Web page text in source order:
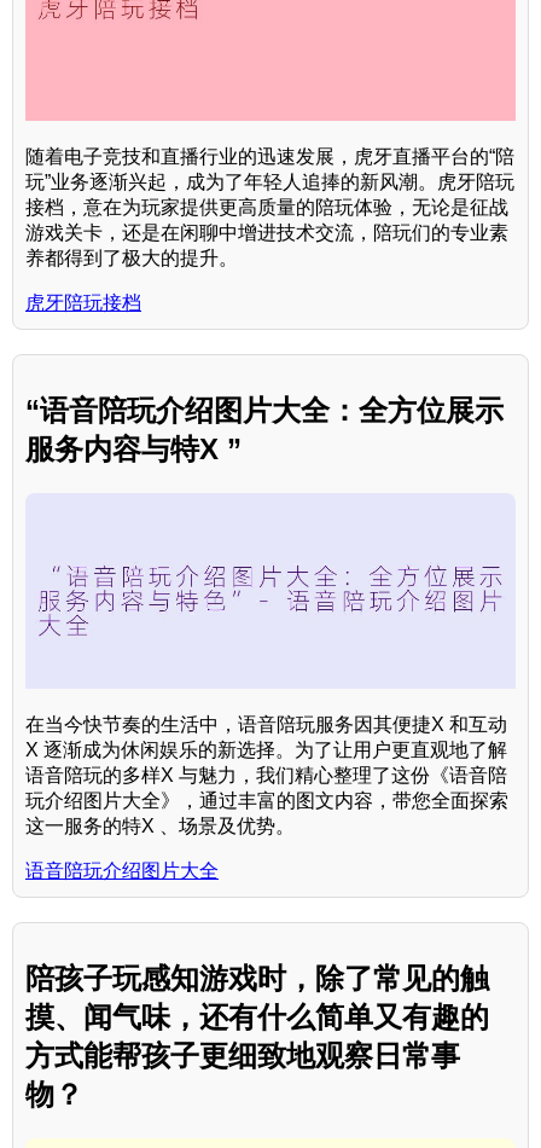
随着电子竞技和直播行业的迅速发展，虎牙直播平台的“陪
玩”业务逐渐兴起，成为了年轻人追捧的新风潮。虎牙陪玩
接档，意在为玩家提供更高质量的陪玩体验，无论是征战
游戏关卡，还是在闲聊中增进技术交流，陪玩们的专业素
养都得到了极大的提升。
虎牙陪玩接档
“语音陪玩介绍图片大全：全方位展示
服务内容与特X ”
在当今快节奏的生活中，语音陪玩服务因其便捷X 和互动
X 逐渐成为休闲娱乐的新选择。为了让用户更直观地了解
语音陪玩的多样X 与魅力，我们精心整理了这份《语音陪
玩介绍图片大全》，通过丰富的图文内容，带您全面探索
这一服务的特X 、场景及优势。
语音陪玩介绍图片大全
陪孩子玩感知游戏时，除了常见的触
摸、闻气味，还有什么简单又有趣的
方式能帮孩子更细致地观察日常事
物？